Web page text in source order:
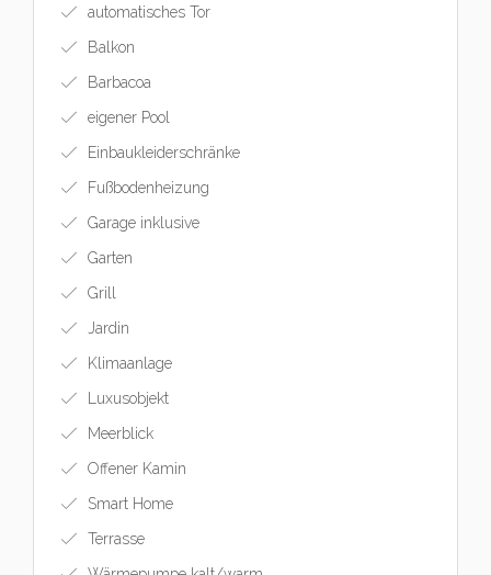
automatisches Tor
Balkon
Barbacoa
eigener Pool
Einbaukleiderschränke
Fußbodenheizung
Garage inklusive
Garten
Grill
Jardin
Klimaanlage
Luxusobjekt
Meerblick
Offener Kamin
Smart Home
Terrasse